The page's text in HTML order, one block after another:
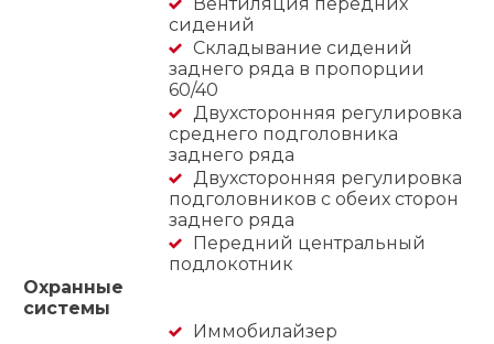
сидений
Складывание сидений
заднего ряда в пропорции
60/40
Двухсторонняя регулировка
среднего подголовника
заднего ряда
Двухсторонняя регулировка
подголовников с обеих сторон
заднего ряда
Передний центральный
подлокотник
Охранные
системы
Иммобилайзер